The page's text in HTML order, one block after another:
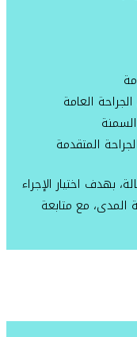
العامة
المتقدمة
بهدف اختيار الإجراء
المدى، مع متابعة